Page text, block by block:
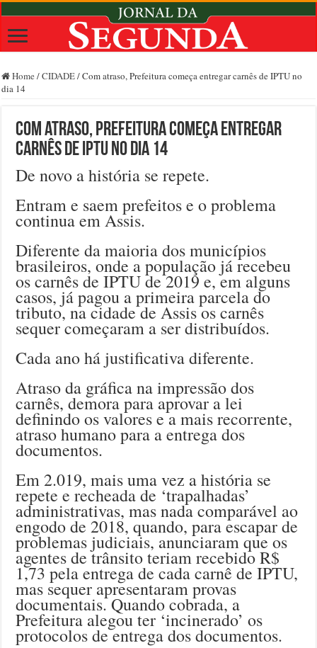
Home /CIDADE/Com atraso, Prefeitura começa entregar carnês de IPTU no
dia 14
Com atraso, Prefeitura começa entregar
carnês de IPTU no dia 14
De novo a história se repete.
Entram e saem prefeitos e o problema
continua em Assis.
Diferente da maioria dos municípios
brasileiros, onde a população já recebeu
os carnês de IPTU de 2019 e, em alguns
casos, já pagou a primeira parcela do
tributo, na cidade de Assis os carnês
sequer começaram a ser distribuídos.
Cada ano há justificativa diferente.
Atraso da gráfica na impressão dos
carnês, demora para aprovar a lei
definindo os valores e a mais recorrente,
atraso humano para a entrega dos
documentos.
Em 2.019, mais uma vez a história se
repete e recheada de ‘trapalhadas’
administrativas, mas nada comparável ao
engodo de 2018, quando, para escapar de
problemas judiciais, anunciaram que os
agentes de trânsito teriam recebido R$
1,73 pela entrega de cada carnê de IPTU,
mas sequer apresentaram provas
documentais. Quando cobrada, a
Prefeitura alegou ter ‘incinerado’ os
protocolos de entrega dos documentos.